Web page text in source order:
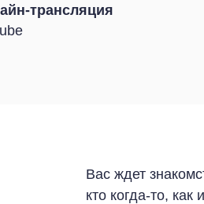
трансляция
Вас ждет
кто когда-то,